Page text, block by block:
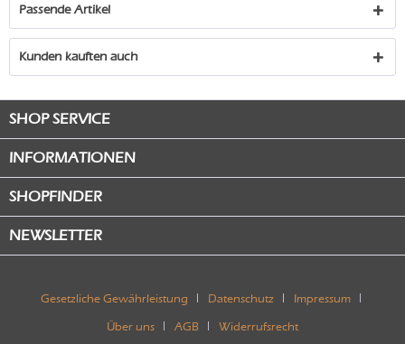
Passende Artikel
Kunden kauften auch
SHOP SERVICE
INFORMATIONEN
SHOPFINDER
NEWSLETTER
Gesetzliche Gewährleistung Datenschutz Impressum
Über uns AGB Widerrufsrecht